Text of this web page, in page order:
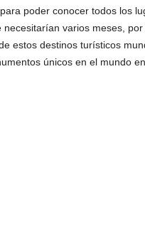
poder conocer todos los
varios meses,
estos destinos turísticos
únicos en el mundo